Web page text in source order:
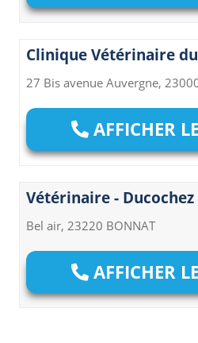
Clinique Vétérinaire
27 Bis avenue Auvergne,
AFFICHER
Vétérinaire - Ducochez
Bel air, 23220 BONNAT
AFFICHER